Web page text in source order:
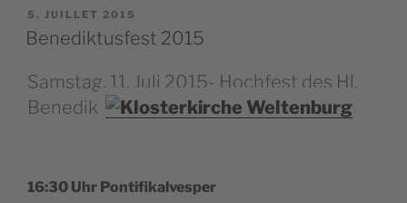
PUBLIÉ
LE
5. JUILLET 2015
Benediktusfest 2015
Samstag, 11. Juli 2015- Hochfest des Hl.
Benedikt
16:30 Uhr Pontifikalvesper